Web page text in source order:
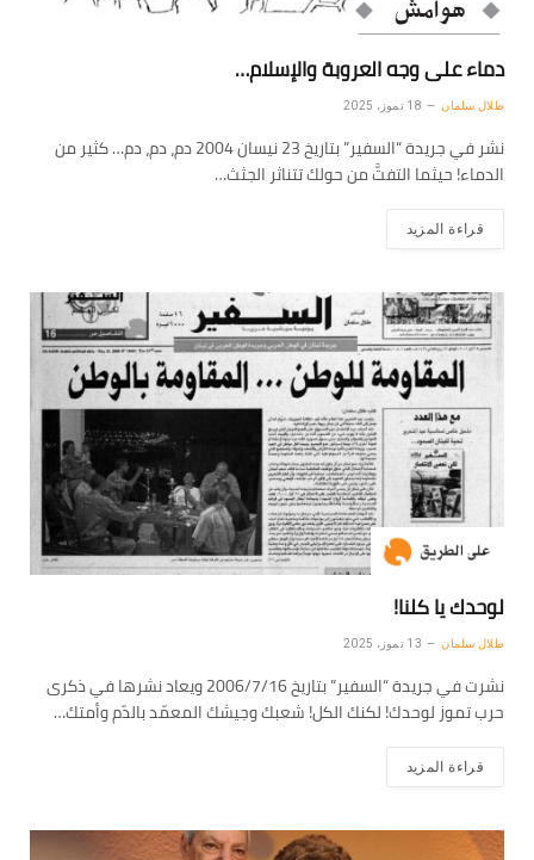
دماء على وجه العروبة والإسلام…
طلال سلمان 18 تموز، 2025
نشر في جريدة “السفير” بتاريخ 23 نيسان 2004 دم، دم، دم… كثير من
الدماء! حيثما التفتَّ من حولك تتناثر الجثث…
قراءة المزيد
لوحدك يا كلنا!
طلال سلمان 13 تموز، 2025
نشرت في جريدة “السفير” بتاريخ 2006/7/16 ويعاد نشرها في ذكرى
حرب تموز لوحدك! لكنك الكل! شعبك وجيشك المعمّد بالدّم وأمتك…
قراءة المزيد